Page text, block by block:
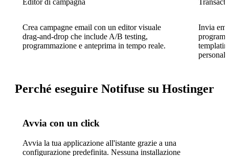
Editor di campagna
Crea campagne email con un editor visuale
drag-and-drop che include A/B testing,
programmazione e anteprima in tempo reale.
Invia
Perché eseguire Notifuse su Hostinger
Avvia con un click
Avvia la tua applicazione all'istante grazie a una
configurazione predefinita. Nessuna installazione